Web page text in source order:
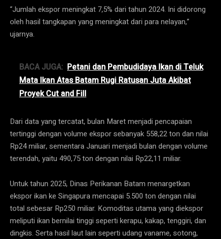
“Jumlah ekspor meningkat 7,5% dari tahun 2024. Ini didorong
oleh hasil tangkapan yang meningkat dari para nelayan,”
ujarnya.
BACA JUGA: Petani dan Pembudidaya Ikan di Teluk
Mata Ikan Atas Batam Rugi Ratusan Juta Akibat
Proyek Cut and Fill
Dari data yang tercatat, bulan Maret menjadi pencapaian
tertinggi dengan volume ekspor sebanyak 558,22 ton dan nilai
Rp24 miliar, sementara Januari menjadi bulan dengan volume
terendah, yaitu 490,75 ton dengan nilai Rp22,11 miliar.
Untuk tahun 2025, Dinas Perikanan Batam menargetkan
ekspor ikan ke Singapura mencapai 5.500 ton dengan nilai
total sebesar Rp250 miliar. Komoditas utama yang diekspor
meliputi ikan bernilai tinggi seperti kerapu, kakap, tenggiri, dan
dingkis. Serta hasil laut lain seperti udang vaname, sotong,